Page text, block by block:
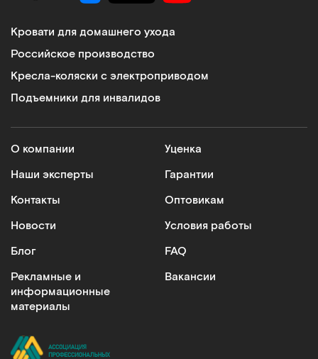
Кровати для домашнего ухода
Российское производство
Кресла-коляски с электроприводом
Подъемники для инвалидов
О компании
Наши эксперты
Контакты
Новости
Блог
Рекламные и
информационные
материалы
Уценка
Гарантии
Оптовикам
Условия работы
FAQ
Вакансии